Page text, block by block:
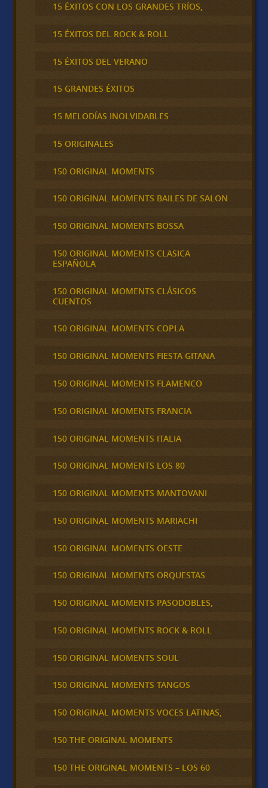
15 ÉXITOS CON LOS GRANDES TRÍOS,
15 ÉXITOS DEL ROCK & ROLL
15 ÉXITOS DEL VERANO
15 GRANDES ÉXITOS
15 MELODÍAS INOLVIDABLES
15 ORIGINALES
150 ORIGINAL MOMENTS
150 ORIGINAL MOMENTS BAILES DE SALON
150 ORIGINAL MOMENTS BOSSA
150 ORIGINAL MOMENTS CLASICA
ESPAÑOLA
150 ORIGINAL MOMENTS CLÁSICOS
CUENTOS
150 ORIGINAL MOMENTS COPLA
150 ORIGINAL MOMENTS FIESTA GITANA
150 ORIGINAL MOMENTS FLAMENCO
150 ORIGINAL MOMENTS FRANCIA
150 ORIGINAL MOMENTS ITALIA
150 ORIGINAL MOMENTS LOS 80
150 ORIGINAL MOMENTS MANTOVANI
150 ORIGINAL MOMENTS MARIACHI
150 ORIGINAL MOMENTS OESTE
150 ORIGINAL MOMENTS ORQUESTAS
150 ORIGINAL MOMENTS PASODOBLES,
150 ORIGINAL MOMENTS ROCK & ROLL
150 ORIGINAL MOMENTS SOUL
150 ORIGINAL MOMENTS TANGOS
150 ORIGINAL MOMENTS VOCES LATINAS,
150 THE ORIGINAL MOMENTS
150 THE ORIGINAL MOMENTS – LOS 60